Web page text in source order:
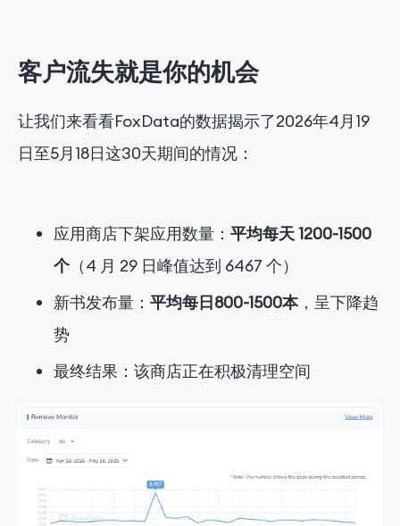
客户流失就是你的机会
让我们来看看FoxData的数据揭示了2026年4月19
日至5月18日这30天期间的情况：
应用商店下架应用数量： 平均每天 1200-1500
个 （4 月 29 日峰值达到 6467 个）
新书发布量： 平均每日800-1500本，呈下降趋
势
最终结果：该商店正在积极清理空间